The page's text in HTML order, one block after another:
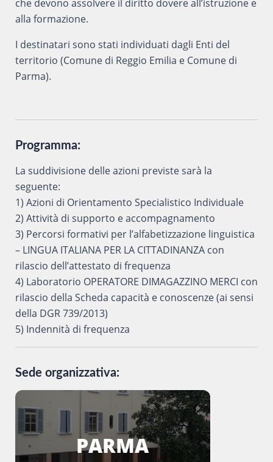
che devono assolvere il diritto dovere all’istruzione e
alla formazione.
I destinatari sono stati individuati dagli Enti del
territorio (Comune di Reggio Emilia e Comune di
Parma).
Programma:
La suddivisione delle azioni previste sarà la
seguente:
1) Azioni di Orientamento Specialistico Individuale
2) Attività di supporto e accompagnamento
3) Percorsi formativi per l’alfabetizzazione linguistica
– LINGUA ITALIANA PER LA CITTADINANZA con
rilascio dell’attestato di frequenza
4) Laboratorio OPERATORE DIMAGAZZINO MERCI con
rilascio della Scheda capacità e conoscenze (ai sensi
della DGR 739/2013)
5) Indennità di frequenza
Sede organizzativa:
PARMA